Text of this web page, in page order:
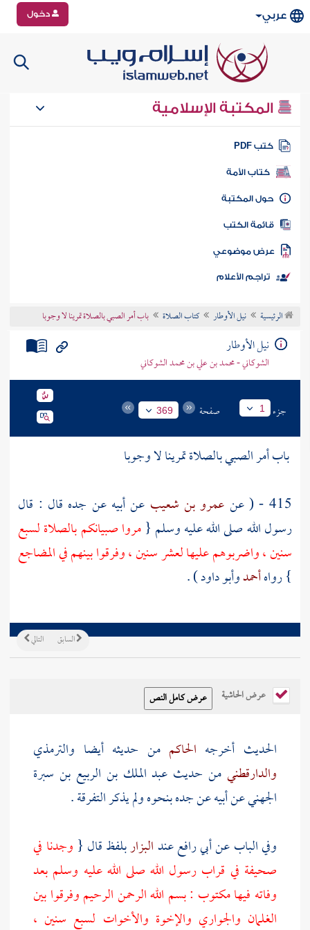
عربي دخول
المكتبة الإسلامية
كتب PDF
كتاب الأمة
المكتبة
الكتب
موضوعي
تراجم الأعلام
الرئيسية نيل الأوطار كتاب الصلاة باب أمر الصبي بالصلاة تمرينا لا وجوبا
نيل الأوطار
الشوكاني - محمد بن علي بن محمد الشوكاني
جزء 1 صفحة 369
باب أمر الصبي بالصلاة تمرينا لا وجوبا
415 - ( عن
عمرو بن شعيب عن أبيه عن جده قال : قال
رسول الله صلى الله عليه وسلم {مروا صبيانكم بالصلاة لسبع
سنين ، واضربوهم عليها لعشر سنين ، وفرقوا بينهم في المضاجع
} رواهأحمدوأبو داود) .
التالي السابق
عرض الحاشية
الحديث أخرجه الحاكممن حديثه أيضا والترمذي
والدارقطنيمن حديث عبد الملك بن الربيع بن سبرة
الجهنيعن أبيه عن جده بنحوه ولم يذكر التفرقة .
وفي الباب عنأبي رافععندالبزاربلفظ قال { وجدنا في
صحيفة في قراب رسول الله صلى الله عليه وسلم بعد
وفاته فيها مكتوب : بسم الله الرحمن الرحيم وفرقوا بين
الغلمان والجواري والإخوة والأخوات لسبع سنين ،